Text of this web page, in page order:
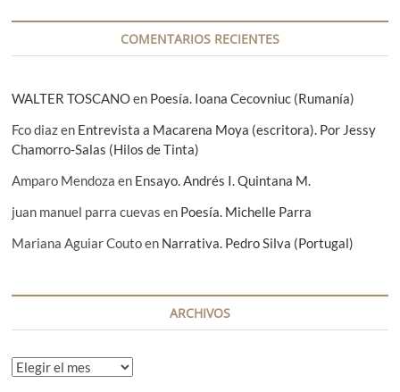
r
a
s
COMENTARIOS RECIENTES
WALTER TOSCANOen Poesía. Ioana Cecovniuc (Rumanía)
Fco diazen Entrevista a Macarena Moya (escritora). Por Jessy
Chamorro-Salas (Hilos de Tinta)
Amparo Mendoza en Ensayo. Andrés I. Quintana M.
juan manuel parra cuevas en Poesía. Michelle Parra
Mariana Aguiar Coutoen Narrativa. Pedro Silva (Portugal)
ARCHIVOS
A